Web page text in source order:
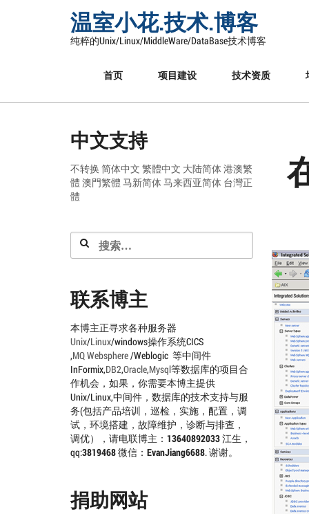
温室小花.技术.博客
纯粹的Unix/Linux/MiddleWare/DataBase技术博客
首页 项目建设 技术资质
中文支持
不转换 简体中文 繁體中文 大陆简体港澳繁
體 澳門繁體 马新简体马来西亚简体 台灣正
體
搜
索：
联系博主
本博主正寻求各种服务器
Unix/Linux/windows操作系统CICS
,MQWebsphere/Weblogic 等中间件
InFormix,DB2,Oracle,Mysql等数据库的项目合
作机会，如果，你需要本博主提供
Unix/Linux,中间件，数据库的技术支持与服
务(包括产品培训，巡检，实施，配置，调
试，环境搭建，故障维护，诊断与排查，
调优），请电联博主： 13640892033江生，
qq:3819468微信： EvanJiang6688. 谢谢。
捐助网站